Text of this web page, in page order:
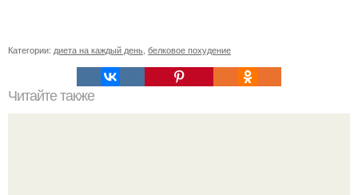
Категории: диета на каждый день белковое похудение
Читайте также